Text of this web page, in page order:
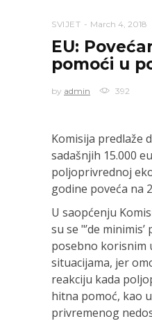
SVIJET March 4, 2018
EU:
pomoći u
by admin 392
Komisija predlaže
sadašnjih 15.000
poljoprivrednoj
godine poveća na
U saopćenju
su se "’de
posebno korisnim
situacijama, jer
reakciju kada
hitna pomoć, kao
privremenog